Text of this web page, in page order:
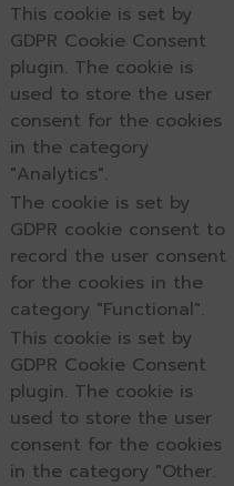
This cookie is set by
GDPR Cookie Consent
plugin. The cookie is
used to store the user
consent for the cookies
in the category
"Analytics".
The cookie is set by
GDPR cookie consent to
record the user consent
for the cookies in the
category "Functional".
This cookie is set by
GDPR Cookie Consent
plugin. The cookie is
used to store the user
consent for the cookies
in the category "Other.